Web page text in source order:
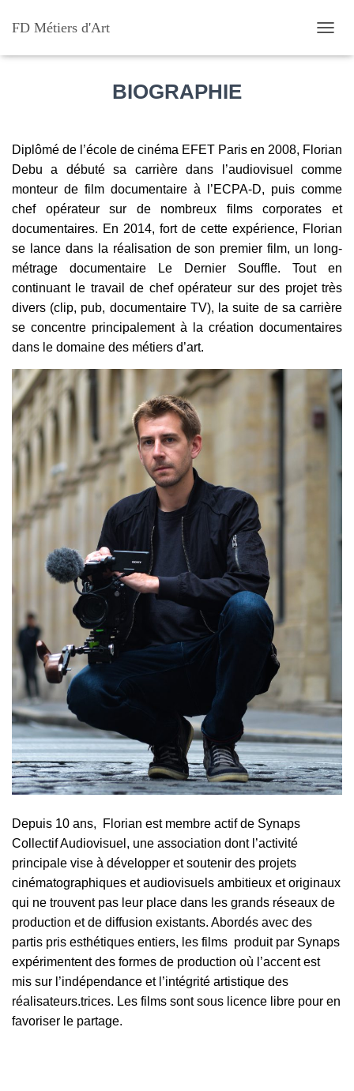
FD Métiers d'Art
É
L
N
A
G
A
T
O
N
BIOGRAPHIE
Diplômé de l’école de cinéma EFET Paris en 2008, Florian
Debu a débuté sa carrière dans l’audiovisuel comme
monteur de film documentaire à
l’ECPA-D, puis comme
chef opérateur sur de nombreux films corporates et
documentaires. En 2014, fort de cette expérience, Florian
se lance dans la réalisation de son premier film, un long-
métrage documentaire
Le Dernier Souffle. Tout en
continuant le travail de chef opérateur sur des projet très
divers (clip, pub, documentaire TV), la suite de sa carrière
se concentre principalement à la création documentaires
dans le domaine des métiers d’art.
Depuis 10 ans, Florian est membre actif de Synaps
Collectif Audiovisuel , une association dont l’activité
principale vise à développer et soutenir des projets
cinématographiques et audiovisuels ambitieux et originaux
qui ne trouvent pas leur place dans les grands réseaux de
production et de diffusion existants. Abordés avec des
partis pris esthétiques entiers, les films produit par Synaps
expérimentent des formes de production où l’accent est
mis sur l’indépendance et l’intégrité artistique des
réalisateurs.trices. Les films sont sous licence libre pour en
favoriser le partage.